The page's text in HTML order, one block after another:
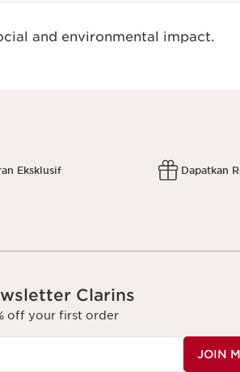
and environmental impact.
Eksklusif Dapatkan
Clarins
off your first order
JOIN